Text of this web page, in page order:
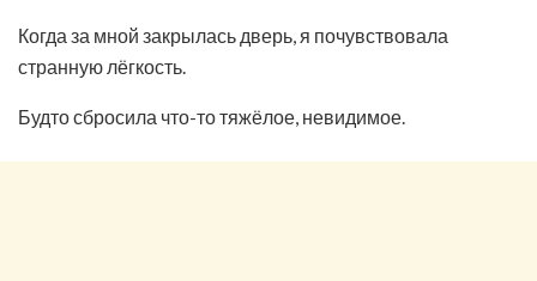
Когда за мной закрылась дверь, я почувствовала
странную лёгкость.
Будто сбросила что-то тяжёлое, невидимое.